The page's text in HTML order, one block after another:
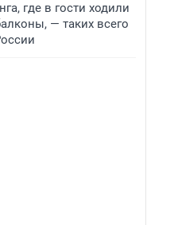
где в гости ходили
— таких всего